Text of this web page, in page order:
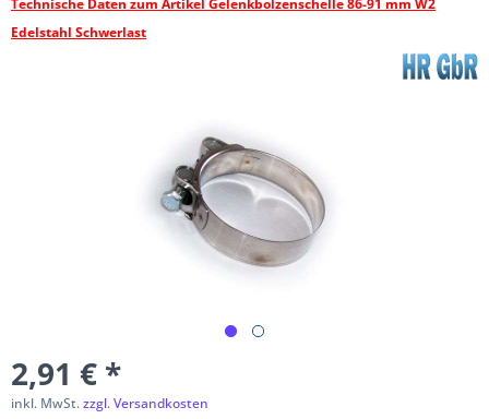
Technische Daten zum Artikel Gelenkbolzenschelle 86-91 mm W2
Edelstahl Schwerlast
2,91 € *
inkl. MwSt.zzgl. Versandkosten